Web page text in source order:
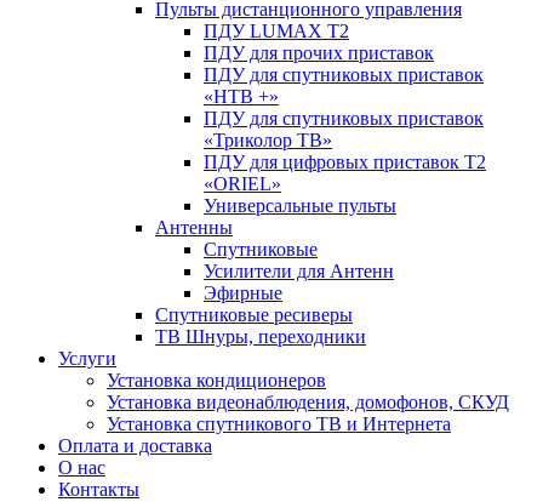
Пульты дистанционного управления
ПДУ LUMAX Т2
ПДУ для прочих приставок
ПДУ для спутниковых приставок
«НТВ +»
ПДУ для спутниковых приставок
«Триколор ТВ»
ПДУ для цифровых приставок Т2
«ORIEL»
Универсальные пульты
Антенны
Спутниковые
Усилители для Антенн
Эфирные
Спутниковые ресиверы
ТВ Шнуры, переходники
Услуги
Установка кондиционеров
Установка видеонаблюдения, домофонов, СКУД
Установка спутникового ТВ и Интернета
Оплата и доставка
О нас
Контакты